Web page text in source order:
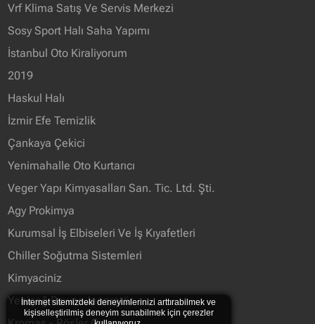
Vrf Klima Satış Ve Servis Merkezi
Sosy Sport Halı Saha Yapımı
İstanbul Oto Kiraliyorum
2019
Haskul Halı
İzmir Efe Temizlik
Çankaya Çekici
Yenimahalle Oto Kurtarıcı
Veger Yapı Kimyasalları San. Tic. Ltd. Şti.
Agy Prokimya
Kurumsal İş Elbiseleri Ve İş Kıyafetleri
Chiller Soğutma Sistemleri
Kimyaciniz
Yeniçağ Power Jeneratör
İnternet sitemizdeki deneyimlerinizi arttırabilmek ve
kişiselleştirilmiş deneyim sunabilmek için çerezler